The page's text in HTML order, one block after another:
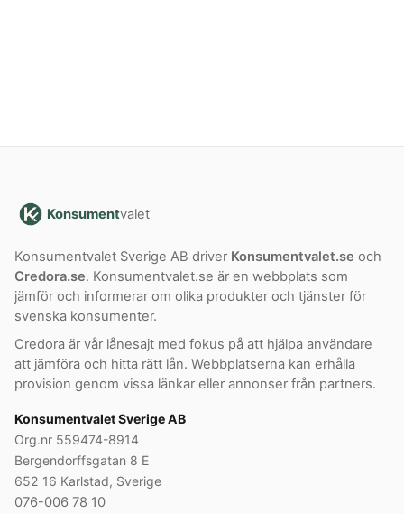
Konsumentvalet
Konsumentvalet Sverige AB driver Konsumentvalet.se och
Credora.se. Konsumentvalet.se är en webbplats som
jämför och informerar om olika produkter och tjänster för
svenska konsumenter.
Credora är vår lånesajt med fokus på att hjälpa användare
att jämföra och hitta rätt lån. Webbplatserna kan erhålla
provision genom vissa länkar eller annonser från partners.
Konsumentvalet Sverige AB
Org.nr 559474-8914
Bergendorffsgatan 8 E
652 16 Karlstad, Sverige
076-006 78 10